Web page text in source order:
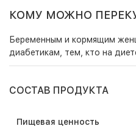
КОМУ МОЖНО
Беременным и кормящим
диабетикам, тем, кто на
СОСТАВ ПРОДУКТА
Пищевая ценность